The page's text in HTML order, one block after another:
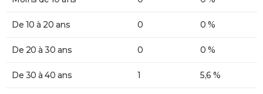
De 10 à 20 ans 0 0 %
De 20 à 30 ans 0 0 %
De 30 à 40 ans 1 5,6 %